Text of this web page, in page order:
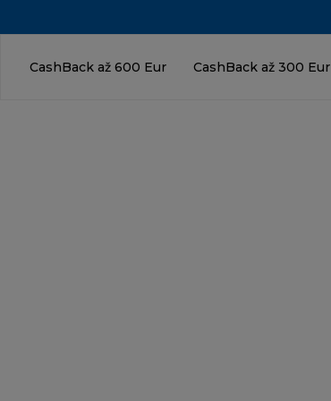
CashBack až 600 Eur CashBack až 300 Eur